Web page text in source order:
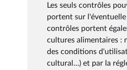
Les seuls contrôles
portent sur l'éventuelle
contrôles portent
cultures alimentaires :
des conditions
cultural…) et par la